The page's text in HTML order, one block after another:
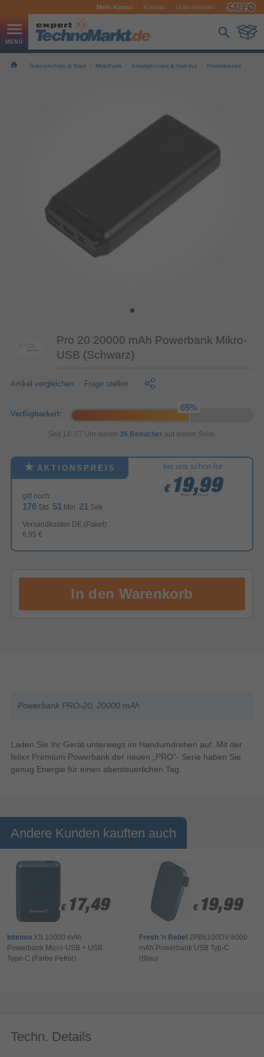
Mein Konto Kontakt Unternehmen
Telecom,Foto & Navi Mobilfunk Smartphones & Handys Powerbanks
Pro 20 20000 mAh Powerbank Mikro-
USB (Schwarz)
Artikel vergleichen Frage stellen
Verfügbarkeit:
Seit 14: 07 Uhr waren 36 Besucherauf dieser Seite.
AKTIONSPREIS
gilt noch:
176 Std 51 Min 21 Sek
Versandkosten DE (Paket):
6,95 €
bei uns schon für:
€ 19,99
€ 19,99
€ 19,99
inkl. MwSt.
Powerbank PRO-20, 20000 mAh
Laden Sie Ihr Gerät unterwegs im Handumdrehen auf. Mit der
felixx Premium Powerbank der neuen „PRO"- Serie haben Sie
genug Energie für einen abenteuerlichen Tag.
Andere Kunden kauften auch
€ 17,49
€ 17,49
Intenso XS 10000 mAh
Powerbank Micro-USB + USB
Type-C (Farbe Petrol)
€ 19,99
€ 19,99
Fresh 'n Rebel 2PB6100DV 6000
mAh Powerbank USB Typ-C
(Blau)
Techn. Details